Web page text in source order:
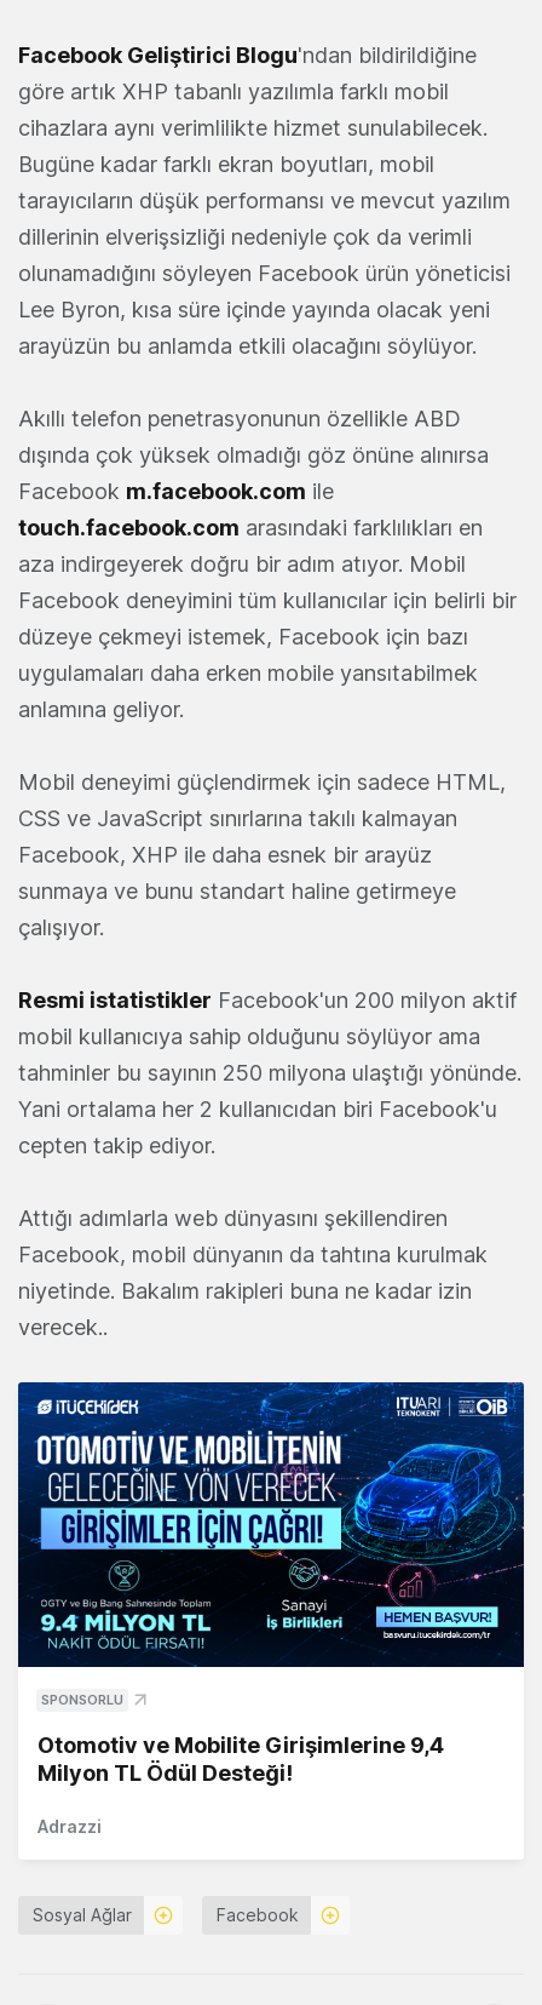
Facebook Geliştirici Blogu'ndan bildirildiğine
göre artık XHP tabanlı yazılımla farklı mobil
cihazlara aynı verimlilikte hizmet sunulabilecek.
Bugüne kadar farklı ekran boyutları, mobil
tarayıcıların düşük performansı ve mevcut yazılım
dillerinin elverişsizliği nedeniyle çok da verimli
olunamadığını söyleyen Facebook ürün yöneticisi
Lee Byron, kısa süre içinde yayında olacak yeni
arayüzün bu anlamda etkili olacağını söylüyor.
Akıllı telefon penetrasyonunun özellikle ABD
dışında çok yüksek olmadığı göz önüne alınırsa
Facebook m.facebook.com ile
touch.facebook.com arasındaki farklılıkları en
aza indirgeyerek doğru bir adım atıyor. Mobil
Facebook deneyimini tüm kullanıcılar için belirli bir
düzeye çekmeyi istemek, Facebook için bazı
uygulamaları daha erken mobile yansıtabilmek
anlamına geliyor.
Mobil deneyimi güçlendirmek için sadece HTML,
CSS ve JavaScript sınırlarına takılı kalmayan
Facebook, XHP ile daha esnek bir arayüz
sunmaya ve bunu standart haline getirmeye
çalışıyor.
Resmi istatistikler Facebook'un 200 milyon aktif
mobil kullanıcıya sahip olduğunu söylüyor ama
tahminler bu sayının 250 milyona ulaştığı yönünde.
Yani ortalama her 2 kullanıcıdan biri Facebook'u
cepten takip ediyor.
Attığı adımlarla web dünyasını şekillendiren
Facebook, mobil dünyanın da tahtına kurulmak
niyetinde. Bakalım rakipleri buna ne kadar izin
verecek..
SPONSORLU
Otomotiv ve Mobilite Girişimlerine 9,4
Milyon TL Ödül Desteği!
Adrazzi
Sosyal Ağlar Facebook